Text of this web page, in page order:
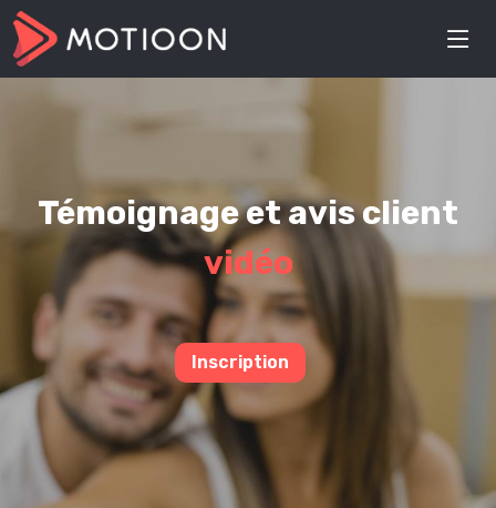
Témoignage et avis client
vidéo
Inscription